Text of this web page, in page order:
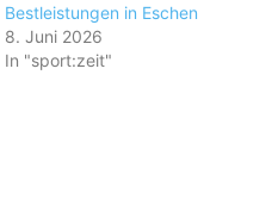
Bestleistungen in Eschen
8. Juni 2026
In "sport:zeit"